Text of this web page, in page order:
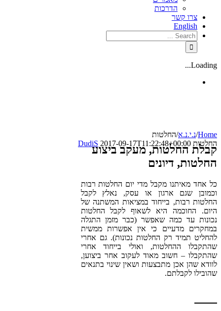
הדרכות
צרו קשר
English
Loading...
Home
/נ.י.נ.א/החלטות
החלטות
DudiS 2017-09-17T11:22:48+00:00
קבלת החלטות, מעקב ביצוע
החלטות, דיונים
כל אחד מאיתנו מקבל מדי יום החלטות רבות
וכמובן שגם ארגון או עסק, נאלץ לקבל
החלטות רבות, בייחוד במציאות המשתנה של
היום. החוכמה היא לשאוף לקבל החלטות
נכונות עד כמה שאפשר (כבר מזמן התגלה
במחקרים מדעיים כי אין אפשרות ממשית
להחליט תמיד רק החלטות נכונות). גם אחרי
שהתקבלו ההחלטות, ואולי בייחוד אחרי
שהתקבלו – חשוב מאוד לעקוב אחר ביצוען,
לוודא שהן אכן מתבצעות ושאין שינוי בתנאים
שהובילו לקבלתם.